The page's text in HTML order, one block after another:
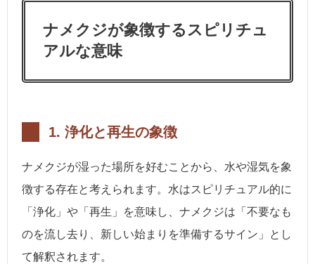
ナメクジが象徴するスピリチュ
アルな意味
1. 浄化と再生の象徴
ナメクジが湿った場所を好むことから、水や湿気を象
徴する存在と考えられます。水はスピリチュアル的に
「浄化」や「再生」を意味し、ナメクジは「不要なも
のを流し去り、新しい始まりを準備するサイン」とし
て解釈されます。